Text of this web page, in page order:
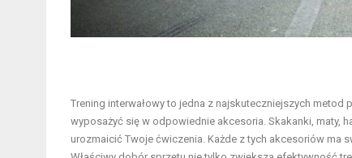
Trening interwałowy to jedna z najskuteczniejszych
wyposażyć się w odpowiednie akcesoria. Skakanki, maty,
urozmaicić Twoje ćwiczenia. Każde z tych akcesoriów ma